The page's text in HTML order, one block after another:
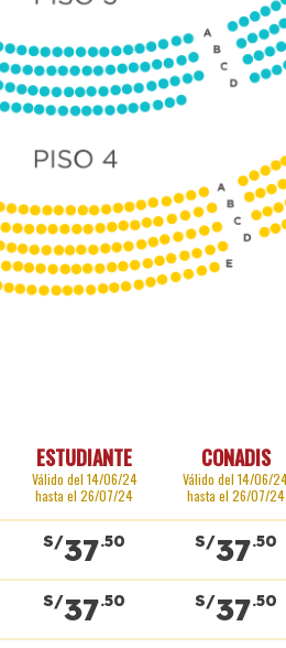
ESTUDIANTE
Válido del 14/06/24
hasta el 26/07/24
CONADIS
Válido del 14/06/
hasta el 26/07/24
S/37.50 S/37.50
S/37.50 S/37.50